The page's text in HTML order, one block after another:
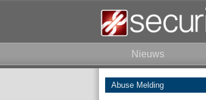
Nieuws
Abuse Melding